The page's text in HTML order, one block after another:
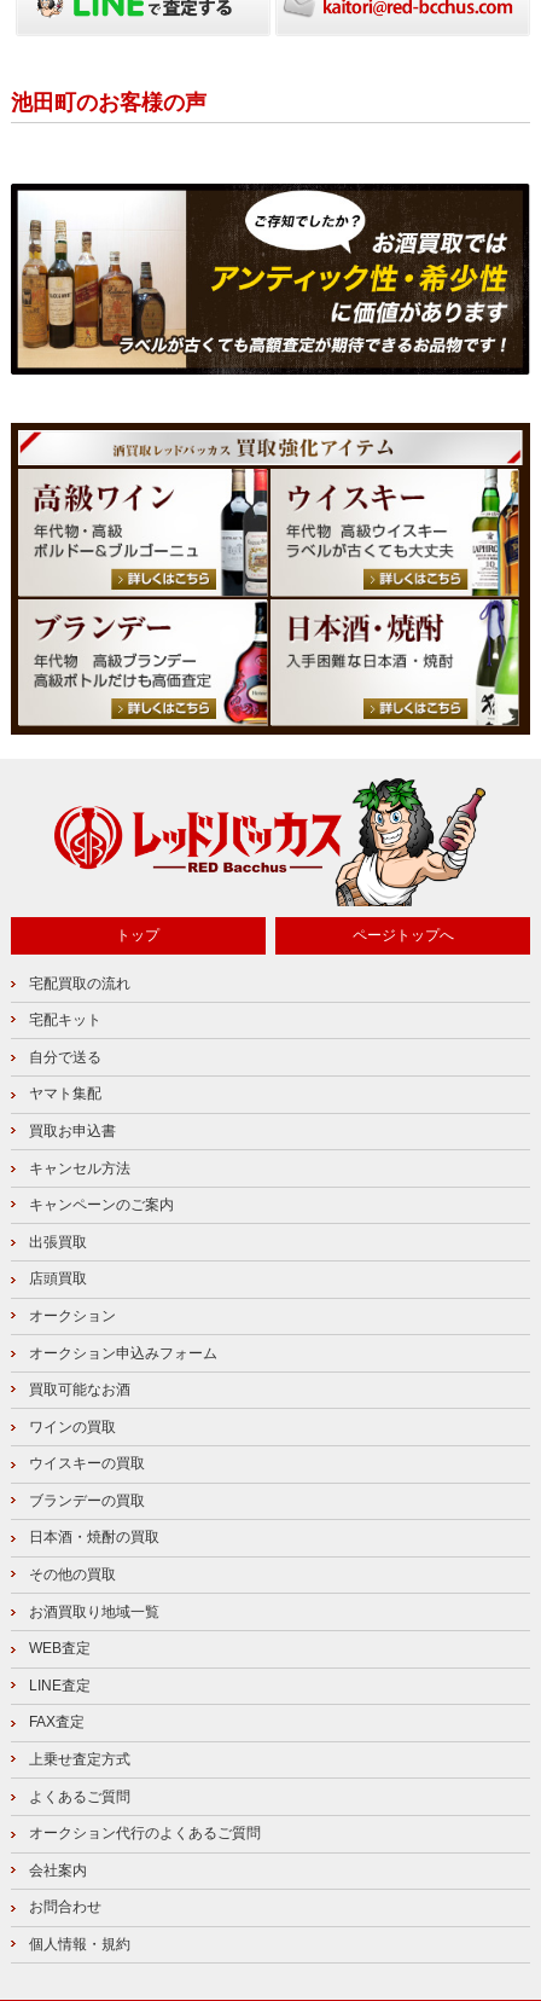
池田町のお客様の声
トップ ページトップへ
宅配買取の流れ
宅配キット
自分で送る
ヤマト集配
買取お申込書
キャンセル方法
キャンペーンのご案内
出張買取
店頭買取
オークション
オークション申込みフォーム
買取可能なお酒
ワインの買取
ウイスキーの買取
ブランデーの買取
日本酒・焼酎の買取
その他の買取
お酒買取り地域一覧
WEB査定
LINE査定
FAX査定
上乗せ査定方式
よくあるご質問
オークション代行のよくあるご質問
会社案内
お問合わせ
個人情報・規約